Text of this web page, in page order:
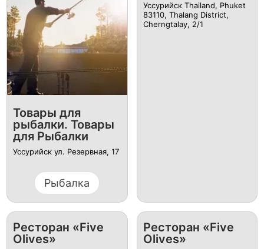
Товары для
рыбалки. Товары
для Рыбалки
Уссурийск ул. Резервная, 17
Рыбалка
Уссурийск Thailand, Phuket
83110, Thalang District,
Cherngtalay, 2/1
Ресторан «Five
Olives»
Ресторан «Five
Olives»